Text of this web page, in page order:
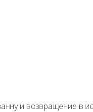
и возвращение в